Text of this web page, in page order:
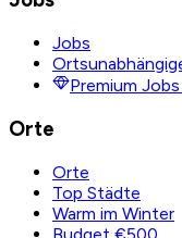
Jobs
Premium
Orte
Orte
Top Städte
Warm im Winter
Budget €500